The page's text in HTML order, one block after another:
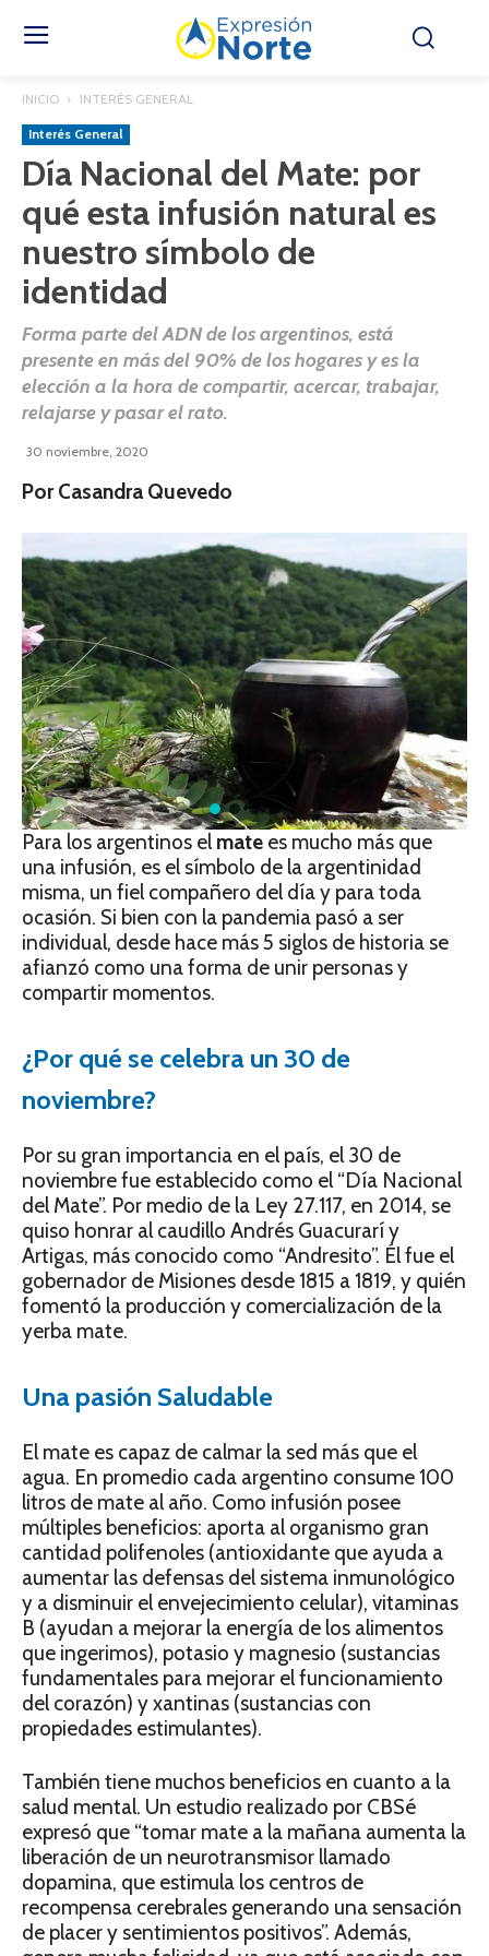
INICIO INTERÉS GENERAL
Interés General
Día Nacional del Mate: por
qué esta infusión natural es
nuestro símbolo de
identidad
Forma parte del ADN de los argentinos, está
presente en más del 90% de los hogares y es la
elección a la hora de compartir, acercar, trabajar,
relajarse y pasar el rato.
30 noviembre, 2020
Por Casandra Quevedo
Para los argentinos el mate es mucho más que
una infusión, es el símbolo de la argentinidad
misma, un fiel compañero del día y para toda
ocasión. Si bien con la pandemia pasó a ser
individual, desde hace más 5 siglos de historia se
afianzó como una forma de unir personas y
compartir momentos.
¿Por qué se celebra un 30 de
noviembre?
Por su gran importancia en el país, el 30 de
noviembre fue establecido como el “Día Nacional
del Mate”. Por medio de la Ley 27.117, en 2014, se
quiso honrar al caudillo Andrés Guacurarí y
Artigas, más conocido como “Andresito”. Él fue el
gobernador de Misiones desde 1815 a 1819, y quién
fomentó la producción y comercialización de la
yerba mate.
Una pasión Saludable
El mate es capaz de calmar la sed más que el
agua. En promedio cada argentino consume 100
litros de mate al año. Como infusión posee
múltiples beneficios: aporta al organismo gran
cantidad polifenoles (antioxidante que ayuda a
aumentar las defensas del sistema inmunológico
y a disminuir el envejecimiento celular), vitaminas
B (ayudan a mejorar la energía de los alimentos
que ingerimos), potasio y magnesio (sustancias
fundamentales para mejorar el funcionamiento
del corazón) y xantinas (sustancias con
propiedades estimulantes).
También tiene muchos beneficios en cuanto a la
salud mental. Un estudio realizado por CBSé
expresó que “tomar mate a la mañana aumenta la
liberación de un neurotransmisor llamado
dopamina, que estimula los centros de
recompensa cerebrales generando una sensación
de placer y sentimientos positivos”. Además,